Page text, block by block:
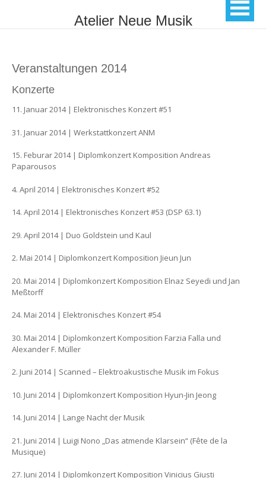
Atelier Neue Musik
Veranstaltungen 2014
Konzerte
11. Januar 2014 | Elektronisches Konzert #51
31. Januar 2014 | Werkstattkonzert ANM
15. Feburar 2014 | Diplomkonzert Komposition Andreas
Paparousos
4. April 2014 | Elektronisches Konzert #52
14. April 2014 | Elektronisches Konzert #53 (DSP 63.1)
29. April 2014 | Duo Goldstein und Kaul
2. Mai 2014 | Diplomkonzert Komposition Jieun Jun
20. Mai 2014 | Diplomkonzert Komposition Elnaz Seyedi und Jan
Meßtorff
24. Mai 2014 | Elektronisches Konzert #54
30. Mai 2014 | Diplomkonzert Komposition Farzia Falla und
Alexander F. Müller
2. Juni 2014 | Scanned – Elektroakustische Musik im Fokus
10. Juni 2014 | Diplomkonzert Komposition Hyun-Jin Jeong
14. Juni 2014 | Lange Nacht der Musik
21. Juni 2014 | Luigi Nono „Das atmende Klarsein“ (Fête de la
Musique)
27. Juni 2014 | Diplomkonzert Komposition Vinicius Giusti